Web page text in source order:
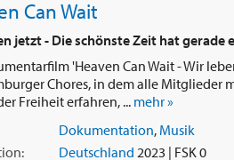
Can Wait
jetzt - Die schönste Zeit hat gerade
'Heaven Can Wait - Wir
Chores, in dem alle Mitglieder
Freiheit erfahren, ...mehr »
Dokumentation, Musik
Deutschland 2023 | FSK 0